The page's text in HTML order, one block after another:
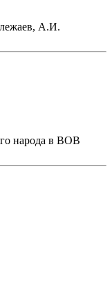
А.И.
народа в ВОВ